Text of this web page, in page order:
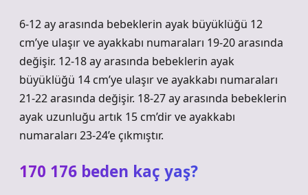
6-12 ay arasında bebeklerin ayak büyüklüğü 12
cm’ye ulaşır ve ayakkabı numaraları 19-20 arasında
değişir. 12-18 ay arasında bebeklerin ayak
büyüklüğü 14 cm’ye ulaşır ve ayakkabı numaraları
21-22 arasında değişir. 18-27 ay arasında bebeklerin
ayak uzunluğu artık 15 cm’dir ve ayakkabı
numaraları 23-24’e çıkmıştır.
170 176 beden kaç yaş?